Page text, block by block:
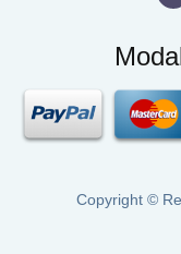
Copyright ©